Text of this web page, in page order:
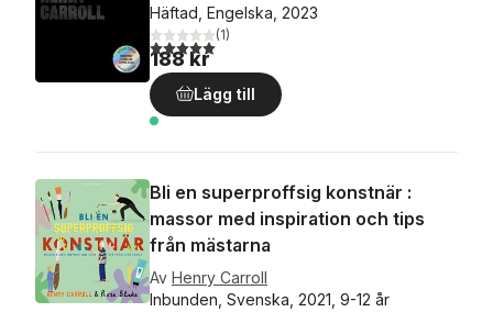
Häftad, Engelska, 2023
5,0utav 5 stjärnor. Totalt antal röster:
(1)
188 kr
Lägg till
Bli en superproffsig konstnär :
massor med inspiration och tips
från mästarna
Av Henry Carroll
Inbunden, Svenska, 2021, 9-12 år